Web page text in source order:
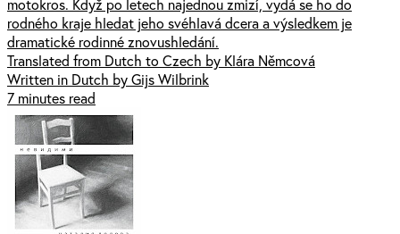
motokros. Když po letech najednou zmizí, vydá se ho do
rodného kraje hledat jeho svéhlavá dcera a výsledkem je
dramatické rodinné znovushledání.
Translated from Dutch to Czech by Klára Němcová
Written in Dutch by Gijs Wilbrink
7 minutes read